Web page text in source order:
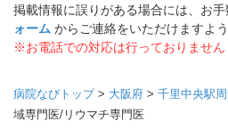
掲載情報に誤りがある場合には、お手
ォーム からご連絡をいただけますよ
※お電話での対応は行っておりません
病院なびトップ> 大阪府 > 千里中央駅
域専門医/リウマチ専門医